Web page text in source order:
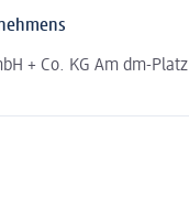
+ Co. KG Am dm-